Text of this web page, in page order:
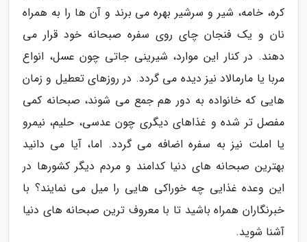
کره، خامه، شیر و سرشیر بهره می برند و آن ها را به همراه
نان و یک فنجان چای روی سفره صبحانه خود قرار می
دهند. در کنار این موارد، شیرینی جاتی چون عسل، انواع
مربا یا مارمالاد نیز دیده می گردد. در روزهای تعطیل و زمان
هایی که خانواده به دور هم جمع می شوند، صبحانه کمی
مفصل تر شده و غذاهای دیگری چون عدسی، حلیم، نیمرو
یا املت نیز به سفره اضافه می گردد. اما، آیا می دانید
بهترین صبحانه های دنیا کدامند و مردم دیگر کشورها در
این وعده غذایی چه خوراکی هایی را میل می نمایند؟ با
خبرنگاران همراه باشید تا با معروف ترین صبحانه های دنیا
آشنا شوید.